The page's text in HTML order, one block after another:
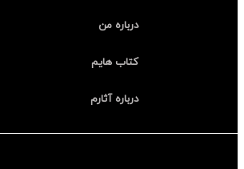
درباره من
کتاب هایم
درباره آثارم